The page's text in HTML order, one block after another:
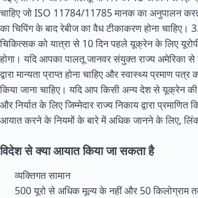
चाहिए जो ISO 11784/11785 मानक का अनुपालन
का चिपिंग के बाद रेबीज का वैध टीकाकरण होना
चिकित्सक को यात्रा से 10 दिन पहले यूक्रेन के लिए
होगा। यदि आपका पालतू जानवरसंयुक्त राज्यअमेरिका से
द्वारा मान्यता प्राप्त होना चाहिए और स्वास्थ्य प्रमाण पत्र
किया जाना चाहिए। यदि आप किसी अन्य देश से यूक्रेन
और निर्यात के लिए जिम्मेदार राज्य निकाय द्वारा
आयात करने के नियमों के बारे में अधिक जानने के लिए,
विदेश से क्या आयात किया जा सकता है
व्यक्तिगत सामान
500 यूरो से अधिक मूल्य के नहीं और 50 किलोग्राम